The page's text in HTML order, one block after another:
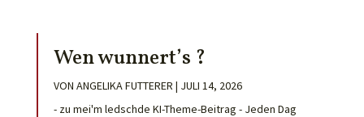
Wen wunnert’s ?
VON ANGELIKA FUTTERER | JULI 14, 2026
- zu mei'm ledschde KI-Theme-Beitrag - Jeden Dag